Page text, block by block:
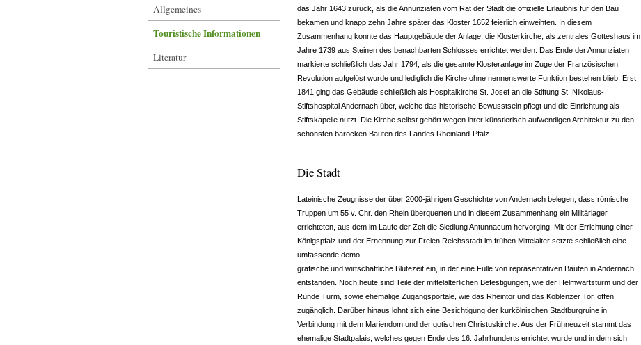
Allgemeines
Touristische Informationen
Literatur
das Jahr 1643 zurück, als die Annunziaten vom Rat der Stadt die offizielle Erlaubnis für den Bau
bekamen und knapp zehn Jahre später das Kloster 1652 feierlich einweihten. In diesem
Zusammenhang konnte das Hauptgebäude der Anlage, die Klosterkirche, als zentrales Gotteshaus im
Jahre 1739 aus Steinen des benachbarten Schlosses errichtet werden. Das Ende der Annunziaten
markierte schließlich das Jahr 1794, als die gesamte Klosteranlage im Zuge der Französischen
Revolution aufgelöst wurde und lediglich die Kirche ohne nennenswerte Funktion bestehen blieb. Erst
1841 ging das Gebäude schließlich als Hospitalkirche St. Josef an die Stiftung St. Nikolaus-
Stiftshospital Andernach über, welche das historische Bewusstsein pflegt und die Einrichtung als
Stiftskapelle nutzt. Die Kirche selbst gehört wegen ihrer künstlerisch aufwendigen Architektur zu den
schönsten barocken Bauten des Landes Rheinland-Pfalz.
Die Stadt
Lateinische Zeugnisse der über 2000-jährigen Geschichte von Andernach belegen, dass römische
Truppen um 55 v. Chr. den Rhein überquerten und in diesem Zusammenhang ein Militärlager
errichteten, aus dem im Laufe der Zeit die Siedlung Antunnacum hervorging. Mit der Errichtung einer
Königspfalz und der Ernennung zur Freien Reichsstadt im frühen Mittelalter setzte schließlich eine
umfassende demo-
grafische und wirtschaftliche Blütezeit ein, in der eine Fülle von repräsentativen Bauten in Andernach
entstanden. Noch heute sind Teile der mittelalterlichen Befestigungen, wie der Helmwartsturm und der
Runde Turm, sowie ehemalige Zugangsportale, wie das Rheintor und das Koblenzer Tor, offen
zugänglich. Darüber hinaus lohnt sich eine Besichtigung der kurkölnischen Stadtburgruine in
Verbindung mit dem Mariendom und der gotischen Christuskirche. Aus der Frühneuzeit stammt das
ehemalige Stadtpalais, welches gegen Ende des 16. Jahrhunderts errichtet wurde und in dem sich